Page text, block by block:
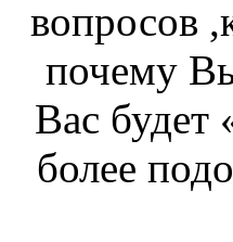
вопросов
почему
Вас будет
более